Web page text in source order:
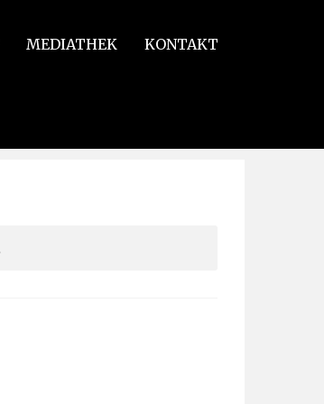
MEDIATHEK KONTAKT